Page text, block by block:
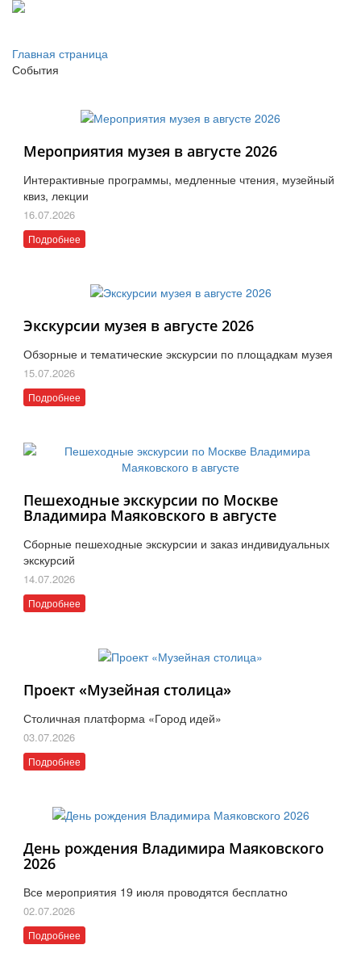
Главная страница
События
Мероприятия музея в августе 2026
Интерактивные программы, медленные чтения, музейный
квиз, лекции
16.07.2026
Подробнее
Экскурсии музея в августе 2026
Обзорные и тематические экскурсии по площадкам музея
15.07.2026
Подробнее
Пешеходные экскурсии по Москве
Владимира Маяковского в августе
Сборные пешеходные экскурсии и заказ индивидуальных
экскурсий
14.07.2026
Подробнее
Проект «Музейная столица»
Столичная платформа «Город идей»
03.07.2026
Подробнее
День рождения Владимира Маяковского
2026
Все мероприятия 19 июля проводятся бесплатно
02.07.2026
Подробнее